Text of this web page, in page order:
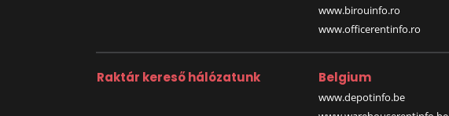
www.birouinfo.ro
www.officerentinfo.ro
Raktár kereső hálózatunk Belgium
www.depotinfo.be